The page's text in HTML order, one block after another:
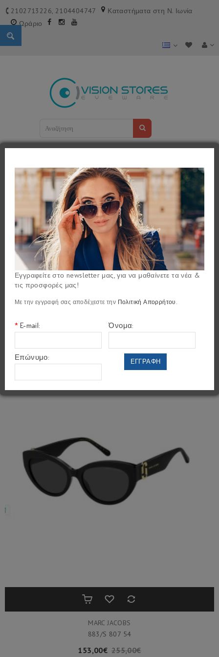
2102713226, 2104404747
Καταστήματα στη Ν. Ιωνία
Ωράριο
Κατηγορίες
ΓΥΑΛΙΑ ΗΛΙΟΥ
ΓΥΑΛΙΑ ΗΛΙΟΥ
Σύγκριση Προϊόντων (0)
Εμφάνιση:
SALE
MARC JACOBS
883/S 807 54
153,00€ 255,00€
Εγγραφείτε στο newsletter μας, για να μαθαίνετε τα νέα &
τις προσφορές μας!
Με την εγγραφή σας αποδέχεστε την Πολιτική Απορρήτου
* E-mail: Όνομα:
Επώνυμο: ΕΓΓΡΑΦΗ